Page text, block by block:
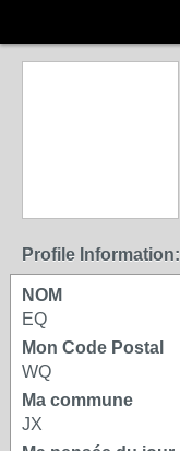
Profile Information:
NOM
EQ
Mon Code Postal
WQ
Ma commune
JX